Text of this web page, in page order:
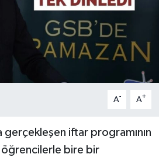
A- A+
iftar programının
öğrencilerle bire bir